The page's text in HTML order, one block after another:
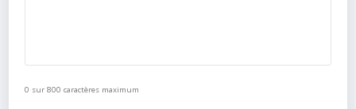
0 sur 800 caractères maximum